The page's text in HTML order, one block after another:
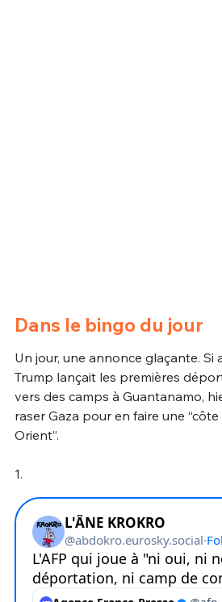
Dans le bingo du jour
Un jour, une annonce glaçante. Si
Trump lançait les premières
vers des camps à Guantanamo,
raser Gaza pour en faire une
Orient”.
1.